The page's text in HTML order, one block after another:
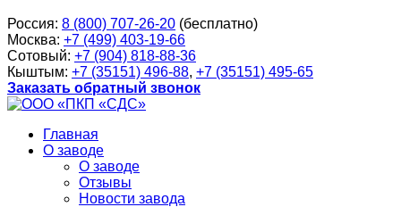
Россия: 8 (800) 707-26-20 (бесплатно)
Москва: +7 (499) 403-19-66
Сотовый: +7 (904) 818-88-36
Кыштым: +7 (35151) 496-88, +7 (35151) 495-65
Заказать обратный звонок
Главная
О заводе
О заводе
Отзывы
Новости завода